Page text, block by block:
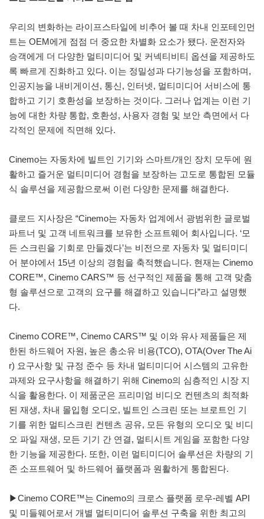
우리의 변화하는 라이프스타일에 비추어 볼 때 차내 인포테인먼
트는 OEM에게 점점 더 중요한 차별화 요소가 됐다. 운전자와
승객에게 더 다양한 멀티미디어 및 커넥티비티 옵션을 제공하도
록 빠르게 진화하고 있다. 이는 정밀성과 다기능성을 포함하며,
인공지능을 내비게이션, 통신, 인터넷, 멀티미디어 서비스에 통
합하고 기기 호환성을 보장하는 것이다. 그러나 업계는 이런 기
능에 대한 차량 통합, 호환성, 사용자 경험 및 보안 측면에서 다
각적인 문제에 직면해 있다.
Cinemo는 자동차에 빌트인 기기와 스마트/개인 장치 모두에 원
활하고 즐거운 멀티미디어 경험을 보장하는 고도로 통합된 모듈
식 솔루션을 제공함으로써 이런 다양한 문제를 해결한다.
클로드 지사장은 “Cinemo는 자동차 업계에서 광범위한 글로벌
파트너 및 고객 네트워크를 보유한 소프트웨어 회사입니다. ‘모
든 스크린을 기회로 만들겠다’는 비전으로 자동차 및 멀티미디
어 분야에서 15년 이상의 경험을 축적했습니다. 현재는 Cinemo
CORE™, Cinemo CARS™ 등 선구적인 제품을 통해 고객 맞춤
형 솔루션으로 고객의 요구를 해결하고 있습니다”라고 설명했
다.
Cinemo CORE™, Cinemo CARS™ 및 이와 유사 제품들은 제
한된 하드웨어 자원, 높은 총소유 비용(TCO), OTA(Over The Ai
r) 요구사항 및 규정 준수 등 차내 멀티미디어 시스템의 고유한
과제와 요구사항을 해결하기 위해 Cinemo의 심층적인 시장 지
식을 활용한다. 이 제품군은 프리미엄 비디오 컨텐츠의 최적화
된 재생, 차내 몰입형 오디오, 빌트인 스크린 또는 브로트인 기
기를 위한 멀티스크린 컨텐츠 공유, 모든 유형의 오디오 및 비디
오 파일 재생, 모든 기기 간 연결, 멀티시트 게임을 포함한 다양
한 기능을 제공한다. 또한, 이런 멀티미디어 솔루션은 차량의 기
존 소프트웨어 및 하드웨어 플랫폼과 원활하게 통합된다.
▶Cinemo CORE™는 Cinemo의 크로스 플랫폼 로우-레벨 API
및 미들웨어로서 개별 멀티미디어 솔루션 구축을 위한 최고의